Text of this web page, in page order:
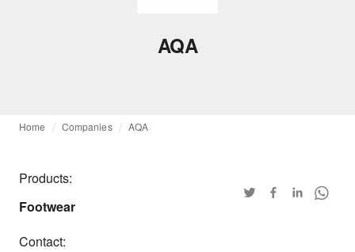
AQA
Home Companies AQA
Products:
Footwear
Contact: